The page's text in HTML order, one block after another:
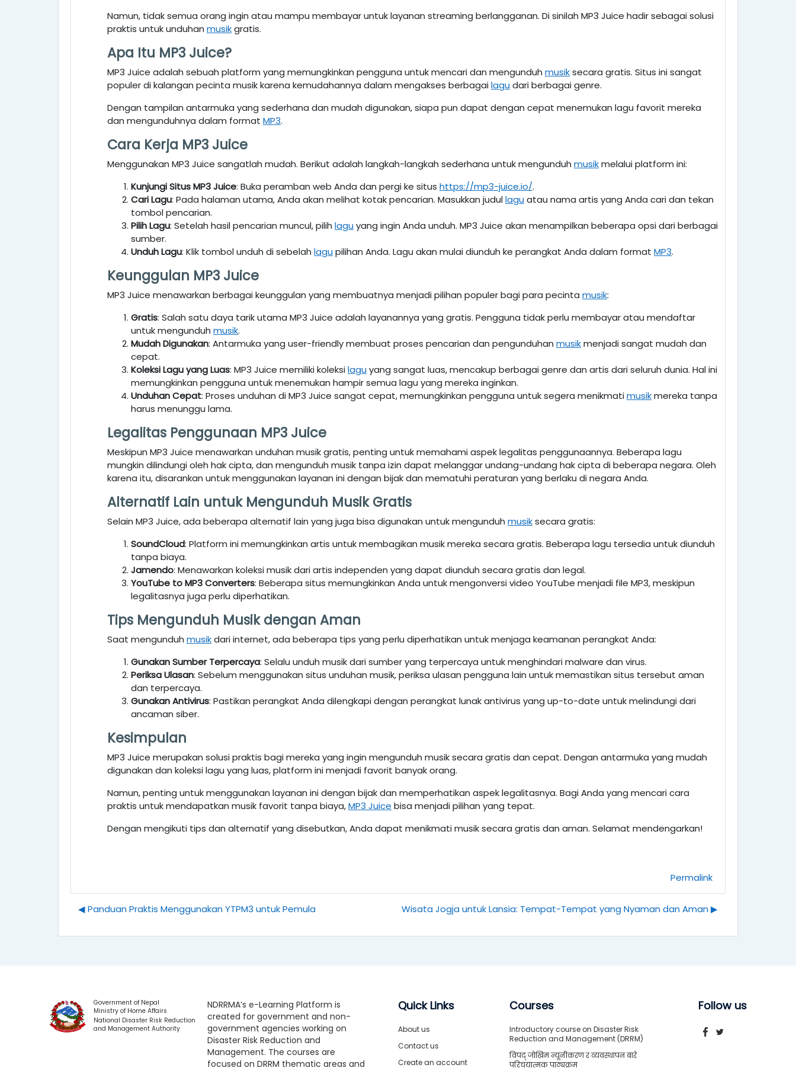
Namun, tidak semua orang ingin atau mampu membayar untuk layanan streaming berlangganan. Di sinilah MP3 Juice hadir sebagai solusi
praktis untuk unduhan musikgratis.
Apa Itu MP3 Juice?
MP3 Juice adalah sebuah platform yang memungkinkan pengguna untuk mencari dan mengunduh musiksecara gratis. Situs ini sangat
populer di kalangan pecinta musik karena kemudahannya dalam mengakses berbagailagu dari berbagai genre.
Dengan tampilan antarmuka yang sederhana dan mudah digunakan, siapa pun dapat dengan cepat menemukan lagu favorit mereka
dan mengunduhnya dalam format MP3.
Cara Kerja MP3 Juice
Menggunakan MP3 Juice sangatlah mudah. Berikut adalah langkah-langkah sederhana untuk mengunduh musikmelalui platform ini:
Kunjungi Situs MP3 Juice: Buka peramban web Anda dan pergi ke situs https://mp3-juice.io/.
Cari Lagu: Pada halaman utama, Anda akan melihat kotak pencarian. Masukkan judullagu atau nama artis yang Anda cari dan tekan
tombol pencarian.
Pilih Lagu: Setelah hasil pencarian muncul, pilih lagu yang ingin Anda unduh. MP3 Juice akan menampilkan beberapa opsi dari berbagai
sumber.
Unduh Lagu: Klik tombol unduh di sebelah lagu pilihan Anda. Lagu akan mulai diunduh ke perangkat Anda dalam format MP3.
Keunggulan MP3 Juice
MP3 Juice menawarkan berbagai keunggulan yang membuatnya menjadi pilihan populer bagi para pecinta musik:
Gratis: Salah satu daya tarik utama MP3 Juice adalah layanannya yang gratis. Pengguna tidak perlu membayar atau mendaftar
untuk mengunduh musik.
Mudah Digunakan: Antarmuka yang user-friendly membuat proses pencarian dan pengunduhan musikmenjadi sangat mudah dan
cepat.
Koleksi Lagu yang Luas: MP3 Juice memiliki koleksilagu yang sangat luas, mencakup berbagai genre dan artis dari seluruh dunia. Hal ini
memungkinkan pengguna untuk menemukan hampir semua lagu yang mereka inginkan.
Unduhan Cepat: Proses unduhan di MP3 Juice sangat cepat, memungkinkan pengguna untuk segera menikmatimusikmereka tanpa
harus menunggu lama.
Legalitas Penggunaan MP3 Juice
Meskipun MP3 Juice menawarkan unduhan musik gratis, penting untuk memahami aspek legalitas penggunaannya. Beberapa lagu
mungkin dilindungi oleh hak cipta, dan mengunduh musik tanpa izin dapat melanggar undang-undang hak cipta di beberapa negara. Oleh
karena itu, disarankan untuk menggunakan layanan ini dengan bijak dan mematuhi peraturan yang berlaku di negara Anda.
Alternatif Lain untuk Mengunduh Musik Gratis
Selain MP3 Juice, ada beberapa alternatif lain yang juga bisa digunakan untuk mengunduh musiksecara gratis:
SoundCloud: Platform ini memungkinkan artis untuk membagikan musik mereka secara gratis. Beberapa lagu tersedia untuk diunduh
tanpa biaya.
Jamendo: Menawarkan koleksi musik dari artis independen yang dapat diunduh secara gratis dan legal.
YouTube to MP3 Converters: Beberapa situs memungkinkan Anda untuk mengonversi video YouTube menjadi file MP3, meskipun
legalitasnya juga perlu diperhatikan.
Tips Mengunduh Musik dengan Aman
Saat mengunduh musikdari internet, ada beberapa tips yang perlu diperhatikan untuk menjaga keamanan perangkat Anda:
Gunakan Sumber Terpercaya: Selalu unduh musik dari sumber yang terpercaya untuk menghindari malware dan virus.
Periksa Ulasan: Sebelum menggunakan situs unduhan musik, periksa ulasan pengguna lain untuk memastikan situs tersebut aman
dan terpercaya.
Gunakan Antivirus: Pastikan perangkat Anda dilengkapi dengan perangkat lunak antivirus yang up-to-date untuk melindungi dari
ancaman siber.
Kesimpulan
MP3 Juice merupakan solusi praktis bagi mereka yang ingin mengunduh musik secara gratis dan cepat. Dengan antarmuka yang mudah
digunakan dan koleksi lagu yang luas, platform ini menjadi favorit banyak orang.
Namun, penting untuk menggunakan layanan ini dengan bijak dan memperhatikan aspek legalitasnya. Bagi Anda yang mencari cara
praktis untuk mendapatkan musik favorit tanpa biaya,MP3 Juice bisa menjadi pilihan yang tepat.
Dengan mengikuti tips dan alternatif yang disebutkan, Anda dapat menikmati musik secara gratis dan aman. Selamat mendengarkan!
Permalink
◀︎ Panduan Praktis Menggunakan YTPM3 untuk Pemula Wisata Jogja untuk Lansia: Tempat-Tempat yang Nyaman dan Aman ▶︎
Government of Nepal
Ministry of Home Affairs
National Disaster Risk Reduction
and Management Authority
NDRRMA’s e-Learning Platform is
created for government and non-
government agencies working on
Disaster Risk Reduction and
Management. The courses are
focused on DRRM thematic areas and
Quick Links
About us
Contact us
Create an account
Courses
Introductory course on Disaster Risk
Reduction and Management (DRRM)
विपद् जोखिम न्यूनीकरण र व्यवस्थापन बारे
परिचयात्मक पाठ्यक्रम
Follow us